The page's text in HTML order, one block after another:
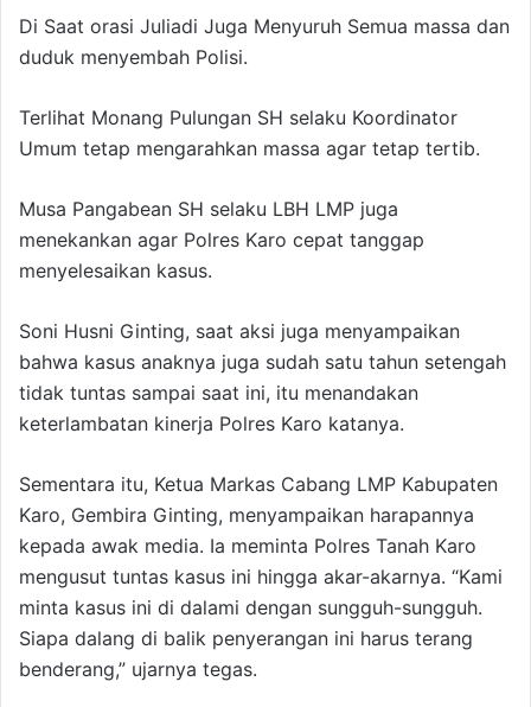
Di Saat orasi Juliadi Juga Menyuruh Semua massa dan
duduk menyembah Polisi.
Terlihat Monang Pulungan SH selaku Koordinator
Umum tetap mengarahkan massa agar tetap tertib.
Musa Pangabean SH selaku LBH LMP juga
menekankan agar Polres Karo cepat tanggap
menyelesaikan kasus.
Soni Husni Ginting, saat aksi juga menyampaikan
bahwa kasus anaknya juga sudah satu tahun setengah
tidak tuntas sampai saat ini, itu menandakan
keterlambatan kinerja Polres Karo katanya.
Sementara itu, Ketua Markas Cabang LMP Kabupaten
Karo, Gembira Ginting, menyampaikan harapannya
kepada awak media. Ia meminta Polres Tanah Karo
mengusut tuntas kasus ini hingga akar-akarnya. “Kami
minta kasus ini di dalami dengan sungguh-sungguh.
Siapa dalang di balik penyerangan ini harus terang
benderang,” ujarnya tegas.